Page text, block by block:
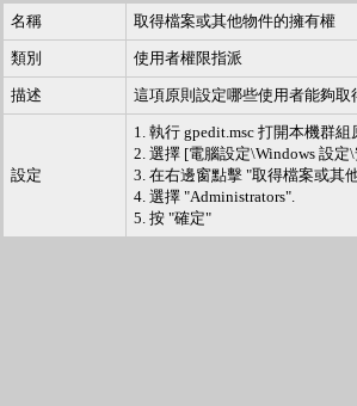
名稱 取得檔案或其他物件的擁有權
類別 使用者權限指派
描述 這項原則設定哪些使用者能夠
設定
1. 執行 gpedit.msc 打開本機群組
2. 選擇 [電腦設定\Windows 設
3. 在右邊窗點擊 "取得檔案或其
4. 選擇 "Administrators".
5. 按 "確定"